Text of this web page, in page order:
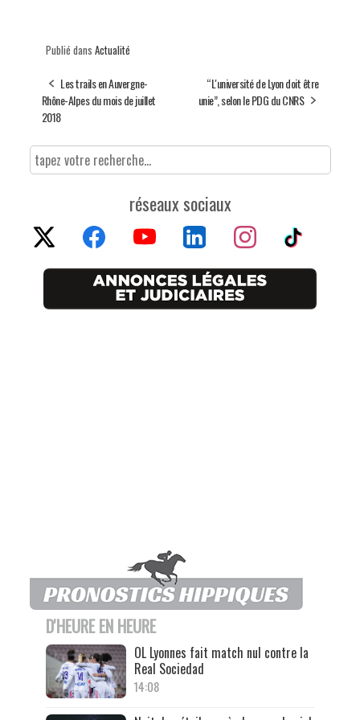
Publié dans Actualité
Les trails en Auvergne-
Rhône-Alpes du mois de juillet
2018
“L'université de Lyon doit être
unie”, selon le PDG du CNRS
réseaux sociaux
D'HEURE EN HEURE
OL Lyonnes fait match nul contre la
Real Sociedad
14:08